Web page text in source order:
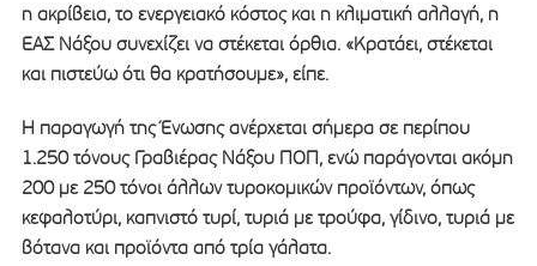
η ακρίβεια, το ενεργειακό κόστος και η κλιματική αλλαγή, η
ΕΑΣ Νάξου συνεχίζει να στέκεται όρθια. «Κρατάει, στέκεται
και πιστεύω ότι θα κρατήσουμε», είπε.
Η παραγωγή της Ένωσης ανέρχεται σήμερα σε περίπου
1.250 τόνους Γραβιέρας Νάξου ΠΟΠ, ενώ παράγονται ακόμη
200 με 250 τόνοι άλλων τυροκομικών προϊόντων, όπως
κεφαλοτύρι, καπνιστό τυρί, τυριά με τρούφα, γίδινο, τυριά με
βότανα και προϊόντα από τρία γάλατα.